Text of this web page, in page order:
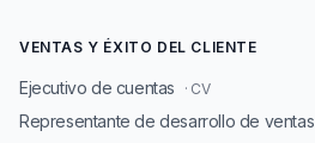
VENTAS Y ÉXITO DEL CLIENTE
Ejecutivo de cuentas · CV
Representante de desarrollo de ventas